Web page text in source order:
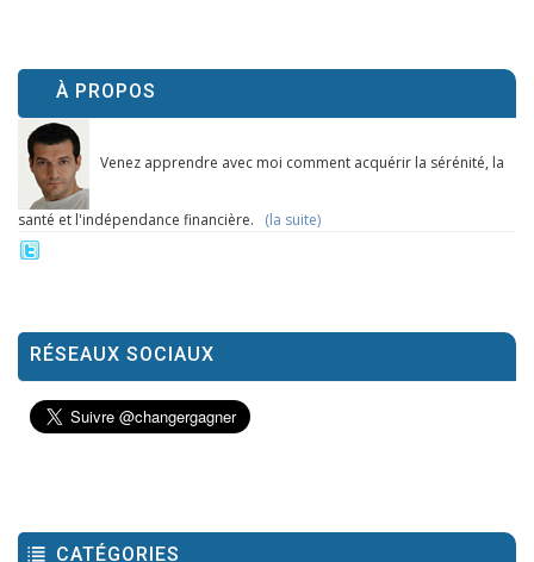
À PROPOS
Venez apprendre avec moi comment acquérir la sérénité, la
santé et l'indépendance financière. (la suite)
RÉSEAUX SOCIAUX
CATÉGORIES